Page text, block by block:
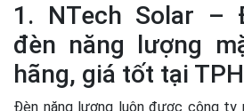
1. NTech Solar –
đèn năng lượng
hãng, giá tốt tại
Đèn năng lượng luôn được công ty